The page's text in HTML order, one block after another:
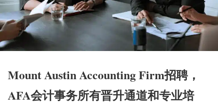
Mount Austin Accounting Firm招聘，
AFA会计事务所有晋升通道和专业培